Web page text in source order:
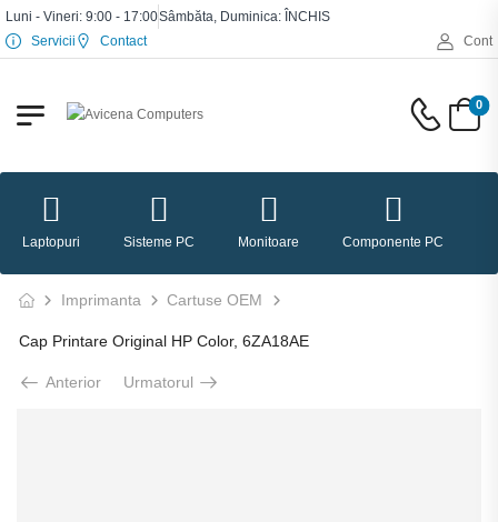
Luni - Vineri: 9:00 - 17:00Sâmbăta, Duminica: ÎNCHIS
Servicii
Contact Cont
0
Laptopuri Sisteme PC Monitoare Componente PC
Imprimanta Cartuse OEM
Cap Printare Original HP Color, 6ZA18AE
Anterior Urmatorul